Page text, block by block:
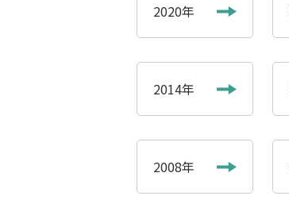
2020年
2014年
2008年